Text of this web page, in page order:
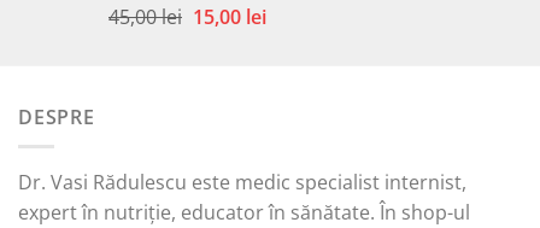
Evaluat la
45,00lei Prețul
15,00 leiPrețul
DESPRE
Dr. Vasi Rădulescu este medic specialist internist,
expert în nutriție, educator în sănătate. În shop-ul